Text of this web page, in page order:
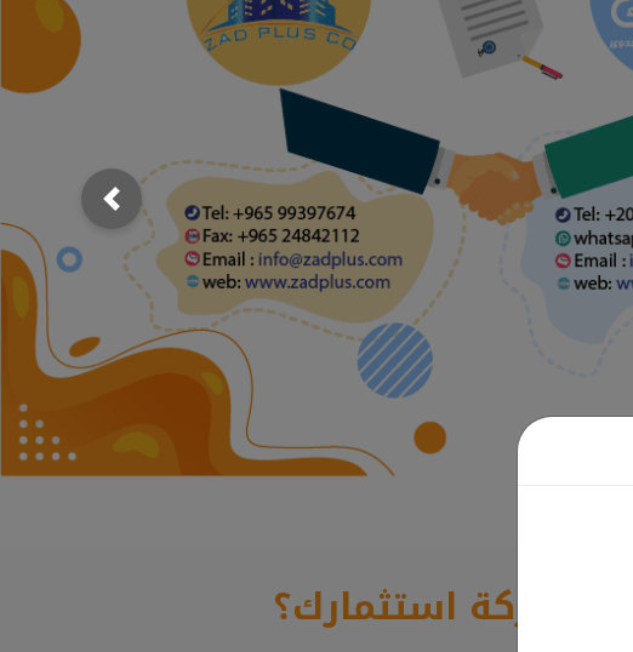
Previous
لماذا شركة استثمارك؟